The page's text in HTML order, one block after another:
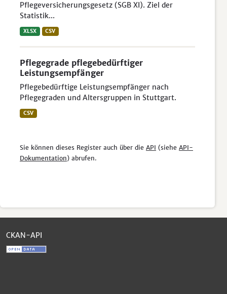
Pflegeversicherungsgesetz (SGB XI). Ziel der
Statistik...
XLSX CSV
Pflegegrade pflegebedürftiger
Leistungsempfänger
Pflegebedürftige Leistungsempfänger nach
Pflegegraden und Altersgruppen in Stuttgart.
CSV
Sie können dieses Register auch über die API (siehe API-
Dokumentation) abrufen.
CKAN-API